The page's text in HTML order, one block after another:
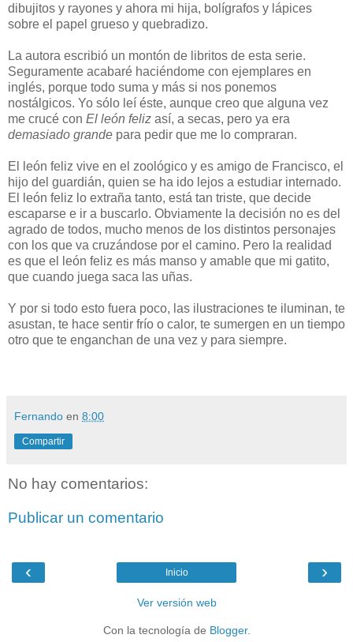
dibujitos y rayones y ahora mi hija, bolígrafos y lápices
sobre el papel grueso y quebradizo.
La autora escribió un montón de libritos de esta serie.
Seguramente acabaré haciéndome con ejemplares en
inglés, porque todo suma y más si nos ponemos
nostálgicos. Yo sólo leí éste, aunque creo que alguna vez
me crucé con El león feliz así, a secas, pero ya era
demasiado grande para pedir que me lo compraran.
El león feliz vive en el zoológico y es amigo de Francisco, el
hijo del guardián, quien se ha ido lejos a estudiar internado.
El león feliz lo extraña tanto, está tan triste, que decide
escaparse e ir a buscarlo. Obviamente la decisión no es del
agrado de todos, mucho menos de los distintos personajes
con los que va cruzándose por el camino. Pero la realidad
es que el león feliz es más manso y amable que mi gatito,
que cuando juega saca las uñas.
Y por si todo esto fuera poco, las ilustraciones te iluminan, te
asustan, te hace sentir frío o calor, te sumergen en un tiempo
otro que te enganchan de una vez y para siempre.
Fernando en 8:00
Compartir
No hay comentarios:
Publicar un comentario
‹ ›
Inicio
Ver versión web
Con la tecnología de Blogger.